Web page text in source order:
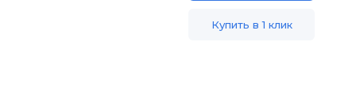
Купить в 1 клик